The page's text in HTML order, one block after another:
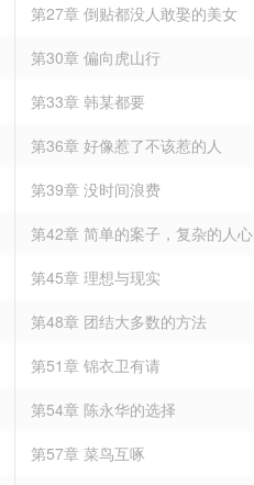
第27章 倒贴都没人敢娶的美女
第30章 偏向虎山行
第33章 韩某都要
第36章 好像惹了不该惹的人
第39章 没时间浪费
第42章 简单的案子，复杂的人心
第45章 理想与现实
第48章 团结大多数的方法
第51章 锦衣卫有请
第54章 陈永华的选择
第57章 菜鸟互啄